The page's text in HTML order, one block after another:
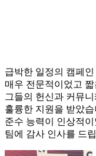
급박한 일정의 캠페
매우 전문적이었고
그들의 헌신과 커뮤
훌륭한 지원을 받았
준수 능력이 인상적
팀에 감사 인사를 드